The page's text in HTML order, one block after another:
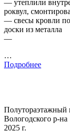
— утеплили
роквул,
— свесы кровли
доски из металла
—
…
Подробнее
Полутораэтажный
Вологодского р-на
2025 г.